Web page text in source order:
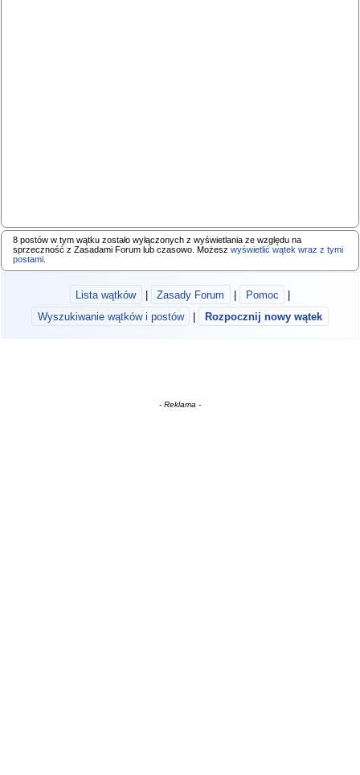
8 postów w tym wątku zostało wyłączonych z wyświetlania ze względu na
sprzeczność z Zasadami Forum lub czasowo. Możeszwyświetlić wątek wraz z tymi
postami.
Lista wątków | Zasady Forum | Pomoc
|
Wyszukiwanie wątków i postów
| Rozpocznij nowy wątek
- Reklama -